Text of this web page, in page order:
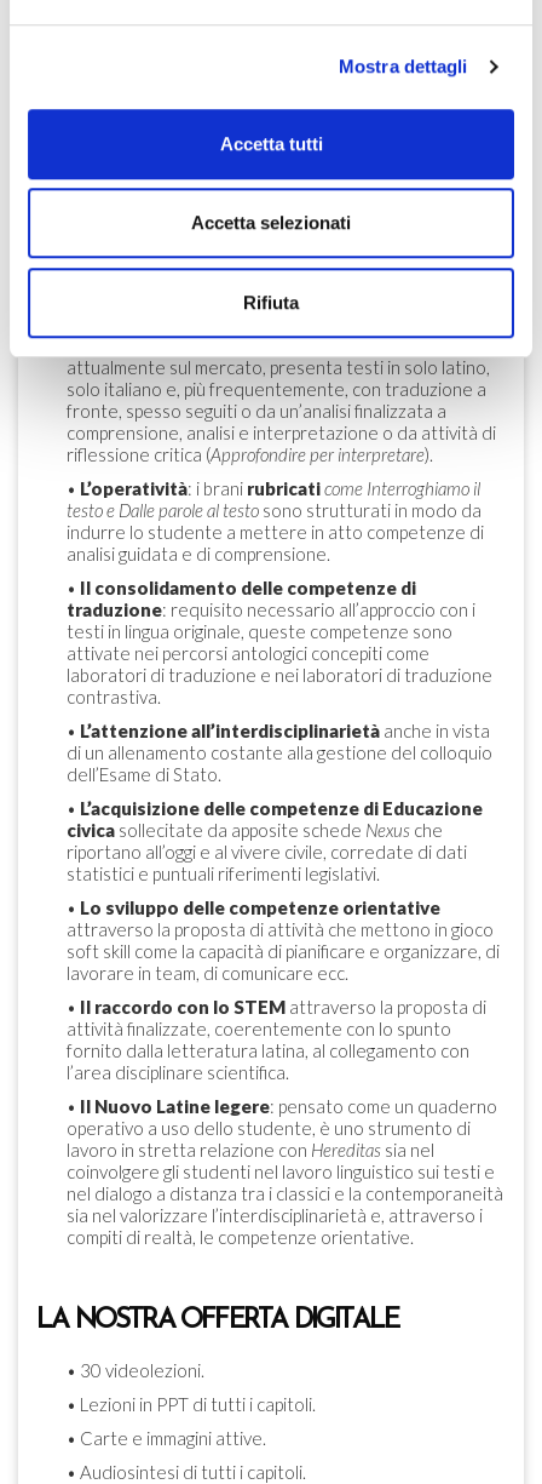
Mostra dettagli
Accetta tutti
Accetta selezionati
Rifiuta
DIDATTICO
Il raccordo tra il profilo e i percorsi antologici
esemplaree vengono proposte attività, individuali e di
gruppo, rubricate con il titoloDal testo al tema
Finalizzate a sollecitare il pensiero critico nel confronto
con l’oggi, queste attività lasciano al docente piena
introduzione generale; diluite nel corso della
riepilogo o, ancora, per fare velocemente il punto su un
tempo di trattare in modo dettagliato.
•L’offerta antologica: superiore a tutti i competitor
attualmente sul mercato, presenta testi in solo latino,
solo italiano e, più frequentemente, con traduzione a
fronte, spesso seguiti o da un’analisi finalizzata a
comprensione, analisi e interpretazione o da attività di
riflessione critica (Approfondire per interpretare).
• L’operatività: i brani rubricaticome Interroghiamo il
testo e Dalle parole al testo sono strutturati in modo da
indurre lo studente a mettere in atto competenze di
analisi guidata e di comprensione.
• Il consolidamento delle competenze di
traduzione: requisito necessario all’approccio con i
testi in lingua originale, queste competenze sono
attivate nei percorsi antologici concepiti come
laboratori di traduzione e nei laboratori di traduzione
contrastiva.
• L’attenzione all’interdisciplinarietà anche in vista
di un allenamento costante alla gestione del colloquio
dell’Esame di Stato.
• L’acquisizione delle competenze di Educazione
civica sollecitate da apposite schede Nexus che
riportano all’oggi e al vivere civile, corredate di dati
statistici e puntuali riferimenti legislativi.
• Lo sviluppo delle competenze orientative
attraverso la proposta di attività che mettono in gioco
soft skill come la capacità di pianificare e organizzare, di
lavorare in team, di comunicare ecc.
• Il raccordo con lo STEM attraverso la proposta di
attività finalizzate, coerentemente con lo spunto
fornito dalla letteratura latina, al collegamento con
l’area disciplinare scientifica.
• Il Nuovo Latine legere: pensato come un quaderno
operativo a uso dello studente, è uno strumento di
lavoro in stretta relazione con Hereditas sia nel
coinvolgere gli studenti nel lavoro linguistico sui testi e
nel dialogo a distanza tra i classici e la contemporaneità
sia nel valorizzare l’interdisciplinarietà e, attraverso i
compiti di realtà, le competenze orientative.
LA NOSTRA OFFERTA DIGITALE
• 30 videolezioni.
• Lezioni in PPT di tutti i capitoli.
• Carte e immagini attive.
• Audiosintesi di tutti i capitoli.